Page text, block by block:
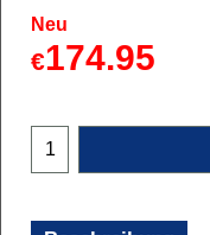
Neu
€174.95